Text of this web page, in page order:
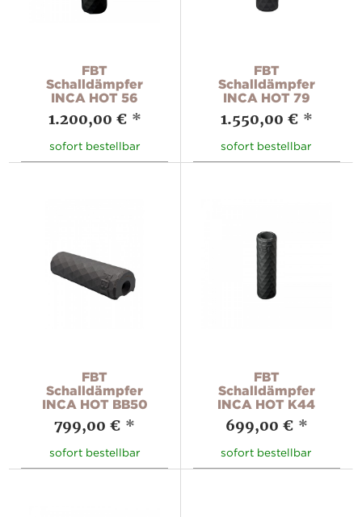
FBT
Schalldämpfer
INCA HOT 56
1.200,00 € *
sofort bestellbar
FBT
Schalldämpfer
INCA HOT 79
1.550,00 € *
sofort bestellbar
FBT
Schalldämpfer
INCA HOT BB50
799,00 € *
sofort bestellbar
FBT
Schalldämpfer
INCA HOT K44
699,00 € *
sofort bestellbar